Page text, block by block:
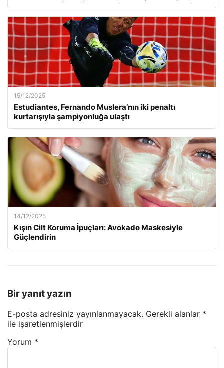
15/12/2025
Estudiantes, Fernando Muslera’nın iki penaltı
kurtarışıyla şampiyonluğa ulaştı
14/12/2025
Kışın Cilt Koruma İpuçları: Avokado Maskesiyle
Güçlendirin
Bir yanıt yazın
E-posta adresiniz yayınlanmayacak. Gerekli alanlar *
ile işaretlenmişlerdir
Yorum *